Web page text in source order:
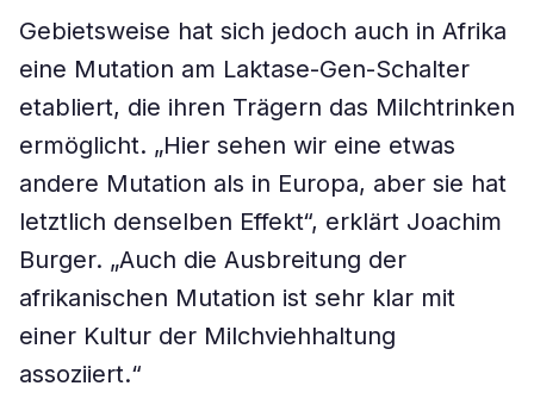
Gebietsweise hat sich jedoch auch in Afrika
eine Mutation am Laktase-Gen-Schalter
etabliert, die ihren Trägern das Milchtrinken
ermöglicht. „Hier sehen wir eine etwas
andere Mutation als in Europa, aber sie hat
letztlich denselben Effekt“, erklärt Joachim
Burger. „Auch die Ausbreitung der
afrikanischen Mutation ist sehr klar mit
einer Kultur der Milchviehhaltung
assoziiert.“